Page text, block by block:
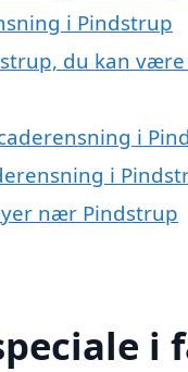
i Pindstrup
du kan
i
i
nær Pindstrup
i